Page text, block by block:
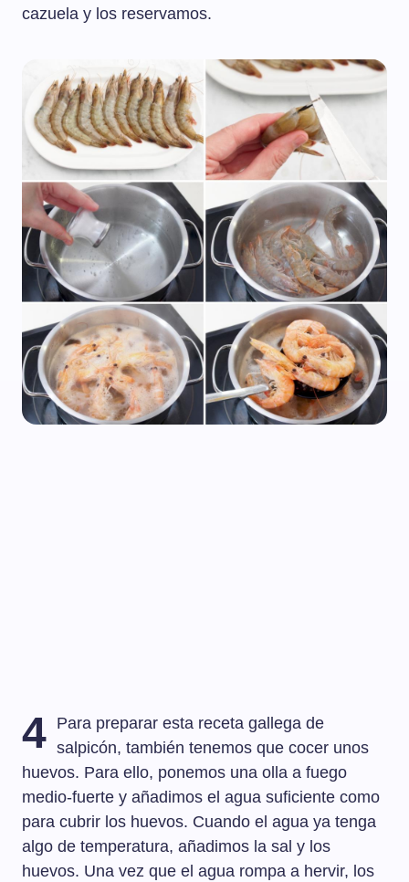
cazuela y los reservamos.
4 Para preparar esta receta gallega de
salpicón, también tenemos que cocer unos
huevos. Para ello, ponemos una olla a fuego
medio-fuerte y añadimos el agua suficiente como
para cubrir los huevos. Cuando el agua ya tenga
algo de temperatura, añadimos la sal y los
huevos. Una vez que el agua rompa a hervir, los